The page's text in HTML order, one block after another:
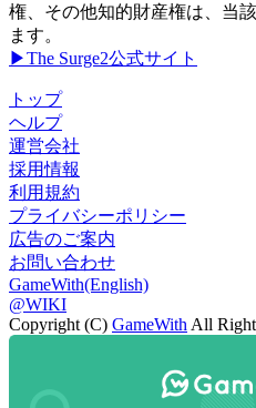
権、その他知的財産権は、当
ます。
▶The Surge2公式サイト
トップ
ヘルプ
運営会社
採用情報
利用規約
プライバシーポリシー
広告のご案内
お問い合わせ
GameWith(English)
@WIKI
Copyright (C) GameWithAll